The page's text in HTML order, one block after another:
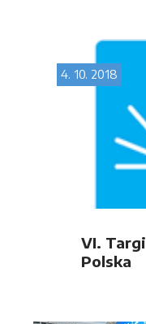
4. 10. 2018
VI.
Polska